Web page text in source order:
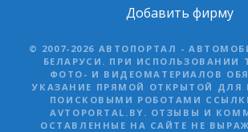
Добавить фирму
© 2007-2026 АВТОПОРТАЛ -
БЕЛАРУСИ. ПРИ ИСПОЛЬЗОВАНИИ
ФОТО- И ВИДЕОМАТЕРИАЛОВ
УКАЗАНИЕ ПРЯМОЙ ОТКРЫТОЙ ДЛЯ
ПОИСКОВЫМИ РОБОТАМИ
AVTOPORTAL.BY. ОТЗЫВЫ И
ОСТАВЛЕННЫЕ НА САЙТЕ НЕ